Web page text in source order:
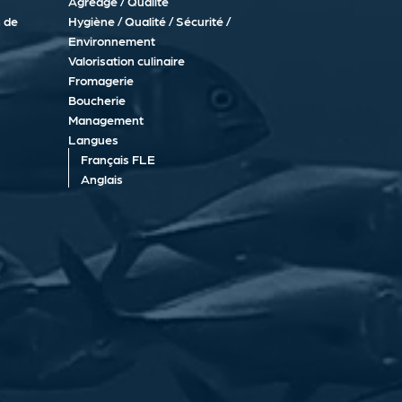
de
Hygiène / Qualité / Sécurité /
Environnement
Valorisation culinaire
Fromagerie
Boucherie
Management
Langues
Français FLE
Anglais